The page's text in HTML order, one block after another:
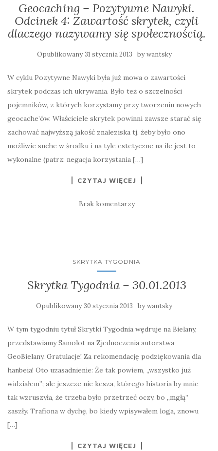
Geocaching – Pozytywne Nawyki.
Odcinek 4: Zawartość skrytek, czyli
dlaczego nazywamy się społecznością.
Opublikowany 31 stycznia 2013 bywantsky
W cyklu Pozytywne Nawyki była już mowa o zawartości
skrytek podczas ich ukrywania. Było też o szczelności
pojemników, z których korzystamy przy tworzeniu nowych
geocache’ów. Właściciele skrytek powinni zawsze starać się
zachować najwyższą jakość znaleziska tj. żeby było ono
możliwie suche w środku i na tyle estetyczne na ile jest to
wykonalne (patrz: negacja korzystania […]
CZYTAJ WIĘCEJ
Brak komentarzy
SKRYTKA TYGODNIA
Skrytka Tygodnia – 30.01.2013
Opublikowany 30 stycznia 2013 bywantsky
W tym tygodniu tytuł Skrytki Tygodnia wędruje na Bielany,
przedstawiamy Samolot na Zjednoczenia autorstwa
GeoBielany. Gratulacje! Za rekomendację podziękowania dla
hanbeia! Oto uzasadnienie: Że tak powiem, „wszystko już
widziałem”; ale jeszcze nie kesza, którego historia by mnie
tak wzruszyła, że trzeba było przetrzeć oczy, bo „mgłą”
zaszły. Trafiona w dychę, bo kiedy wpisywałem loga, znowu
[…]
CZYTAJ WIĘCEJ